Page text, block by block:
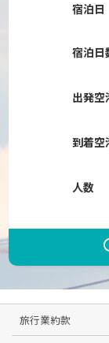
宿泊日
宿泊日
出発空
到着空
人数
旅行業約款